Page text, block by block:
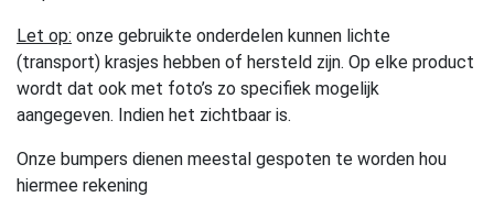
Let op: onze gebruikte onderdelen kunnen lichte
(transport) krasjes hebben of hersteld zijn. Op elke product
wordt dat ook met foto’s zo specifiek mogelijk
aangegeven. Indien het zichtbaar is.
Onze bumpers dienen meestal gespoten te worden hou
hiermee rekening